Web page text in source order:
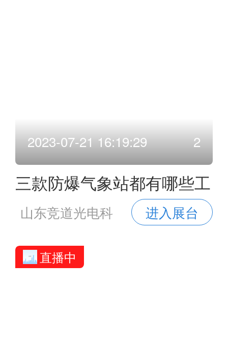
2023-07-21 16:19:29 2
三款防爆气象站都有哪些工
作原理及其应用
山东竞道光电科
进入展台
直播中